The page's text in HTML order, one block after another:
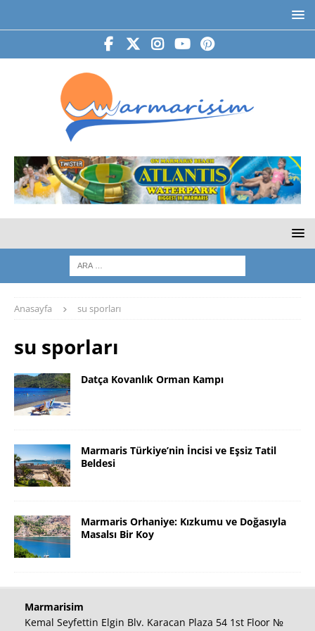
Anasayfa su sporları
su sporları
Datça Kovanlık Orman Kampı
Marmaris Türkiye’nin İncisi ve Eşsiz Tatil
Beldesi
Marmaris Orhaniye: Kızkumu ve Doğasıyla
Masalsı Bir Koy
Marmarisim
Kemal Seyfettin Elgin Blv. Karacan Plaza 54 1st Floor №